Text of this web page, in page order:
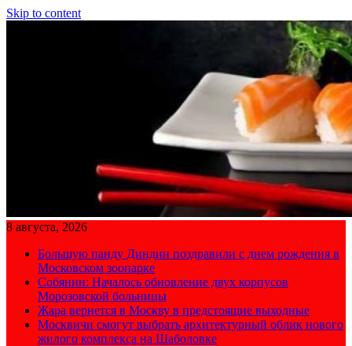
Skip to content
8 августа, 2026
Большую панду Диндин поздравили с днем рождения в
Московском зоопарке
Собянин: Началось обновление двух корпусов
Морозовской больницы
Жара вернется в Москву в предстоящие выходные
Москвичи смогут выбрать архитектурный облик нового
жилого комплекса на Шаболовке